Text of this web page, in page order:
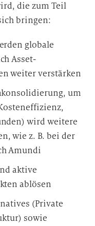
die zum Teil
bringen:
globale
Asset-
weiter verstärken
um
wird weitere
wie z. B. bei der
Amundi
aktive
ablösen
(Private
sowie